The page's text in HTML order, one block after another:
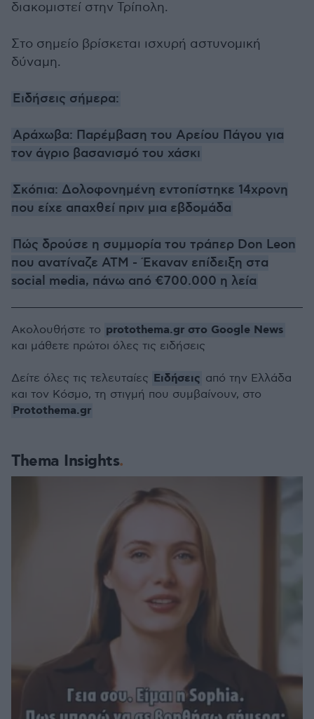
διακομιστεί στην Τρίπολη.
Στο σημείο βρίσκεται ισχυρή αστυνομική
δύναμη.
Ειδήσεις σήμερα:
Αράχωβα: Παρέμβαση του Αρείου Πάγου για
τον άγριο βασανισμό του χάσκι
Σκόπια: Δολοφονημένη εντοπίστηκε 14χρονη
που είχε απαχθεί πριν μια εβδομάδα
Πώς δρούσε η συμμορία του τράπερ Don Leon
που ανατίναζε ΑΤΜ - Έκαναν επίδειξη στα
social media, πάνω από €700.000 η λεία
Thema Insights
Ακολουθήστε το protothema.gr στο Google News
και μάθετε πρώτοι όλες τις ειδήσεις
Δείτε όλες τις τελευταίες Ειδήσεις από την Ελλάδα
και τον Κόσμο, τη στιγμή που συμβαίνουν, στο
Protothema.gr